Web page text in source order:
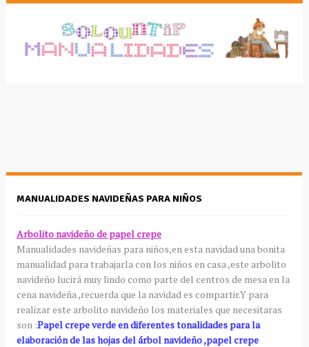
MANUALIDADES NAVIDEÑAS PARA NIÑOS
Arbolitonavideño de papelcrepe
Manualidades navideñas para niños,en esta navidad una bonita
manualidadpara trabajarla con los niños en casa ,este arbolito
navideño lucirámuy lindo como parte del centros de mesa en la
cena navideña ,recuerda que la navidad es compartir.Y para
realizar este arbolito navideño los materiales que necesitaras
son :Papelcrepeverde en diferentes tonalidades para la
elaboración de las hojas delárbolnavideño ,papelcrepe